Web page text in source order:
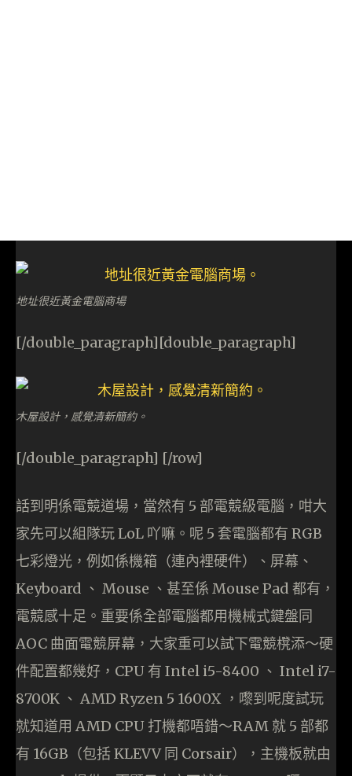
地址很近黃金電腦商場
[/double_paragraph][double_paragraph]
木屋設計，感覺清新簡約。
[/double_paragraph] [/row]
話到明係電競道場，當然有 5 部電競級電腦，咁大
家先可以組隊玩 LoL 吖嘛。呢 5 套電腦都有 RGB
七彩燈光，例如係機箱（連內裡硬件）、屏幕、
Keyboard 、 Mouse 、甚至係 Mouse Pad 都有，
電競感十足。重要係全部電腦都用機械式鍵盤同
AOC 曲面電競屏幕，大家重可以試下電競櫈添～硬
件配置都幾好，CPU 有 Intel i5-8400 、 Intel i7-
8700K 、 AMD Ryzen 5 1600X ，嚟到呢度試玩
就知道用 AMD CPU 打機都唔錯～RAM 就 5 部都
有 16GB（包括 KLEVV 同 Corsair），主機板就由